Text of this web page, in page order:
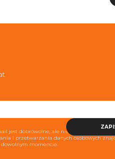
jest dobrowolne, ale niezbędne do
i przetwarzania danych osobowych
dowolnym momencie.